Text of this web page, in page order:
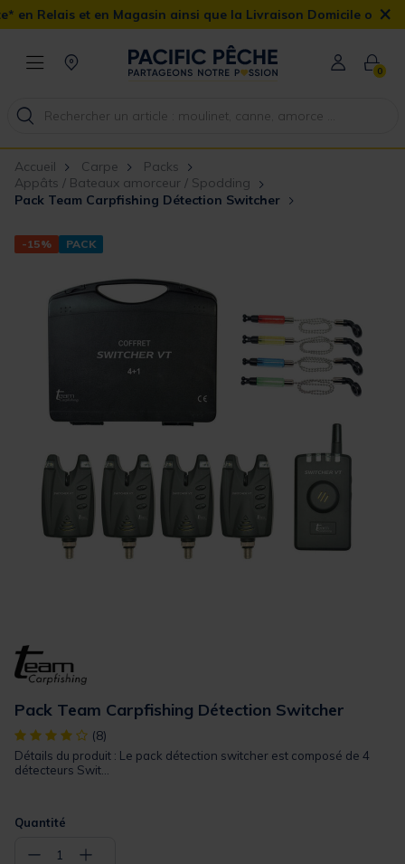
Magasin ainsi que la Livraison Domicile offerte dès 90€ ×
0
Accueil Carpe
Packs
Appâts / Bateaux amorceur / Spodding
Pack Team Carpfishing Détection Switcher
-15% PACK
Pack Team Carpfishing Détection Switcher
[object Object] out of 5 Customer Rating
(8)
Détails du produit : Le pack détection switcher est composé de 4
détecteurs Swit...
Quantité
− 1 +